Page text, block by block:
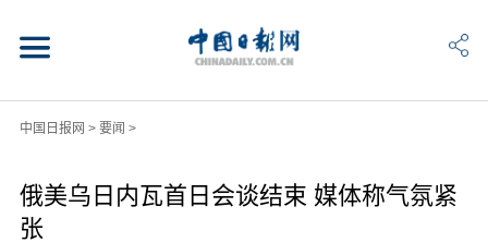
中国日报网 > 要闻 >
俄美乌日内瓦首日会谈结束 媒体称气氛紧
张